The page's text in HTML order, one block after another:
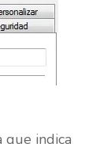
indica